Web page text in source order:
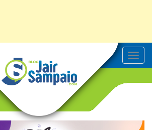
T
o
v